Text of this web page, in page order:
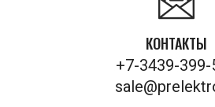
КОНТАКТЫ
+7-3439-399-